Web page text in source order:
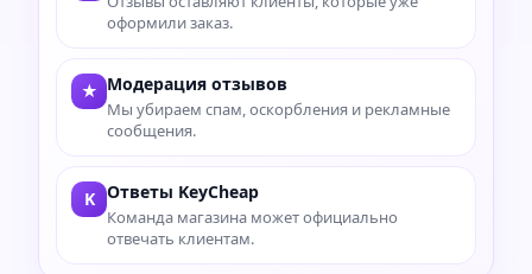
оформили заказ.
★ Модерация отзывов
Мы убираем спам, оскорбления и рекламные
сообщения.
K Ответы KeyCheap
Команда магазина может официально
отвечать клиентам.